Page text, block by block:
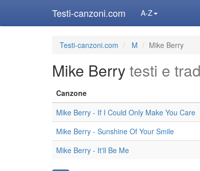
Testi-canzoni.com A-Z
Testi-canzoni.com M Mike Berry
Mike Berrytesti e
Canzone
Mike Berry - If I Could Only Make You Care
Mike Berry - Sunshine Of Your Smile
Mike Berry - It'll Be Me